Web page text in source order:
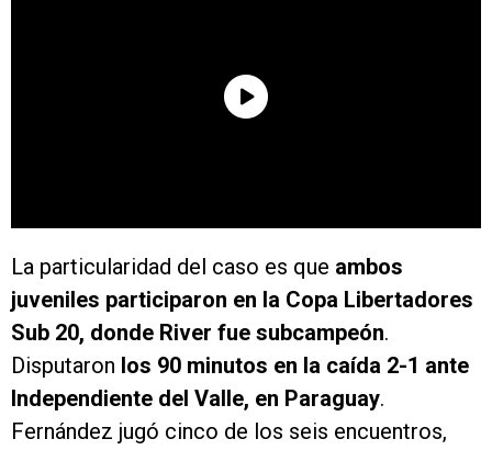
La particularidad del caso es que ambos
juveniles participaron en la Copa Libertadores
Sub 20, donde River fue subcampeón.
Disputaron los 90 minutos en la caída 2-1 ante
Independiente del Valle, en Paraguay.
Fernández jugó cinco de los seis encuentros,